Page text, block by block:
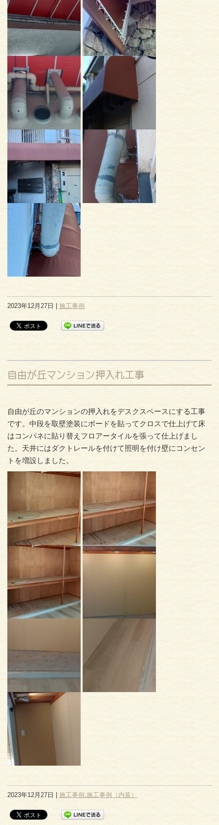
2023年12月27日 |施工事例
自由が丘マンション押入れ工事
自由が丘のマンションの押入れをデスクスペースにする工事
です。中段を取壁塗装にボードを貼ってクロスで仕上げて床
はコンパネに貼り替えフロアータイルを張って仕上げまし
た。天井にはダクトレールを付けて照明を付け壁にコンセン
トを増設しました。
2023年12月27日 | 施工事例 ,施工事例（内装）